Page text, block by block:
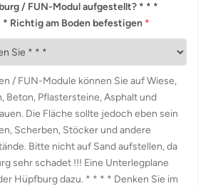
/ FUN-Modul aufgestellt? * * *
* Richtig am Boden befestigen *
/ FUN-Module können Sie auf Wiese,
Beton, Pflastersteine, Asphalt und
Die Fläche sollte jedoch eben sein
Scherben, Stöcker und andere
Bitte nicht auf Sand aufstellen, da
sehr schadet !!! Eine Unterlegplane
Hüpfburg dazu. * * * * Denken Sie im